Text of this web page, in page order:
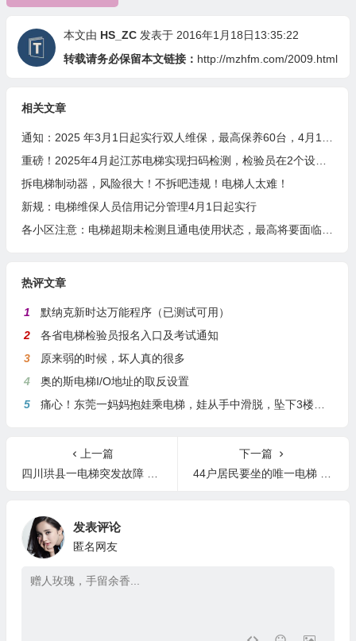
本文由 HS_ZC发表于 2016年1月18日13:35:22
转载请务必保留本文链接： http://mzhfm.com/2009.html
相关文章
通知：2025 年3月1日起实行双人维保，最高保养60台，4月1日起扫码保养
重磅！2025年4月起江苏电梯实现扫码检测，检验员在2个设区市检测或者月超80台将成重点关照对象
拆电梯制动器，风险很大！不拆吧违规！电梯人太难！
新规：电梯维保人员信用记分管理4月1日起实行
各小区注意：电梯超期未检测且通电使用状态，最高将要面临10万元罚款！
热评文章
1
默纳克新时达万能程序（已测试可用）
2
各省电梯检验员报名入口及考试通知
3
原来弱的时候，坏人真的很多
4
奥的斯电梯I/O地址的取反设置
5
痛心！东莞一妈妈抱娃乘电梯，娃从手中滑脱，坠下3楼身亡
上一篇
四川珙县一电梯突发故障 12人被困多人缺氧昏迷
下一篇
44户居民要坐的唯一电梯 地板锈穿了两个大洞
发表评论
匿名网友